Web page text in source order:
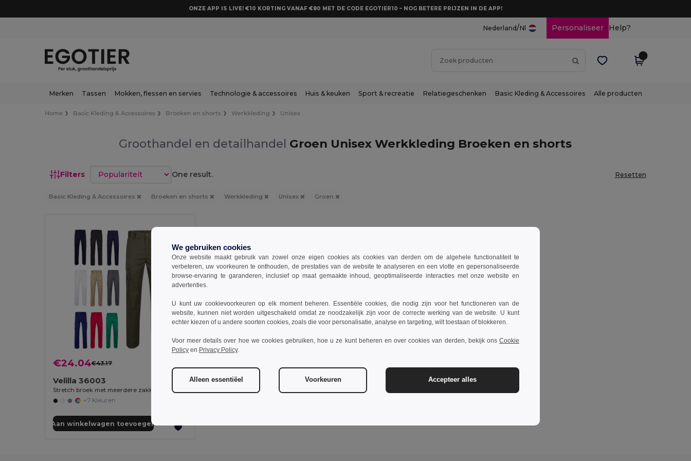
ONZE APP IS LIVE! €10 KORTING VANAF €80 MET DE CODE EGOTIER10 – NOG BETERE PRIJZEN IN DE APP!
Nederland/Nl Personaliseer Help?
Merken Tassen Mokken, flessen en servies Technologie & accessoires Huis & keuken Sport & recreatie Relatiegeschenken Basic Kleding & Accessoires Alle producten
Home Basic Kleding & Accessoires Broeken en shorts Werkkleding Unisex
Groothandel en detailhandel Groen Unisex Werkkleding Broeken en shorts
Filters Sorteren op One result. Resetten
Basic Kleding & Accessoires Broeken en shorts Werkkleding Unisex Groen
€24.04€43.17
Velilla 36003
+7 Kleuren
Aan winkelwagen toevoegen
We gebruiken cookies
Onze website maakt gebruik van zowel onze eigen cookies als cookies van derden om de algehele functionaliteit te
verbeteren, uw voorkeuren te onthouden, de prestaties van de website te analyseren en een vlotte en gepersonaliseerde
browse-ervaring te garanderen, inclusief op maat gemaakte inhoud, geoptimaliseerde interacties met onze website en
advertenties.
U kunt uw cookievoorkeuren op elk moment beheren. Essentiële cookies, die nodig zijn voor het functioneren van de
website, kunnen niet worden uitgeschakeld omdat ze noodzakelijk zijn voor de correcte werking van de website. U kunt
echter kiezen of u andere soorten cookies, zoals die voor personalisatie, analyse en targeting, wilt toestaan of blokkeren.
Voor meer details over hoe we cookies gebruiken, hoe u ze kunt beheren en over cookies van derden, bekijk ons Cookie
Policy en Privacy Policy.
Alleen essentiëel Voorkeuren Accepteer alles